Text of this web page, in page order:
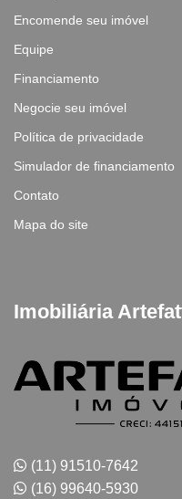
Encomende seu imóvel
Equipe
Financiamento
Negocie seu imóvel
Política de privacidade
Simulador de financiamento
Contato
Mapa do site
Imobiliária
(11) 91510-7642
(16) 99640-5930